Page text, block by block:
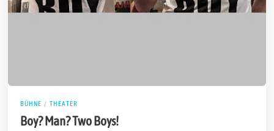
BÜHNE / THEATER
Boy? Man? Two Boys!